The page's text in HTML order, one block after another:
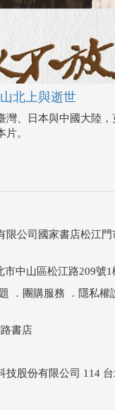
北上與逝世
灣、日本與中國大陸
。
限公司國家書店松江
市中山區松江路209號1
． 團購服務 ． 隱私權
書店
技股份有限公司 114